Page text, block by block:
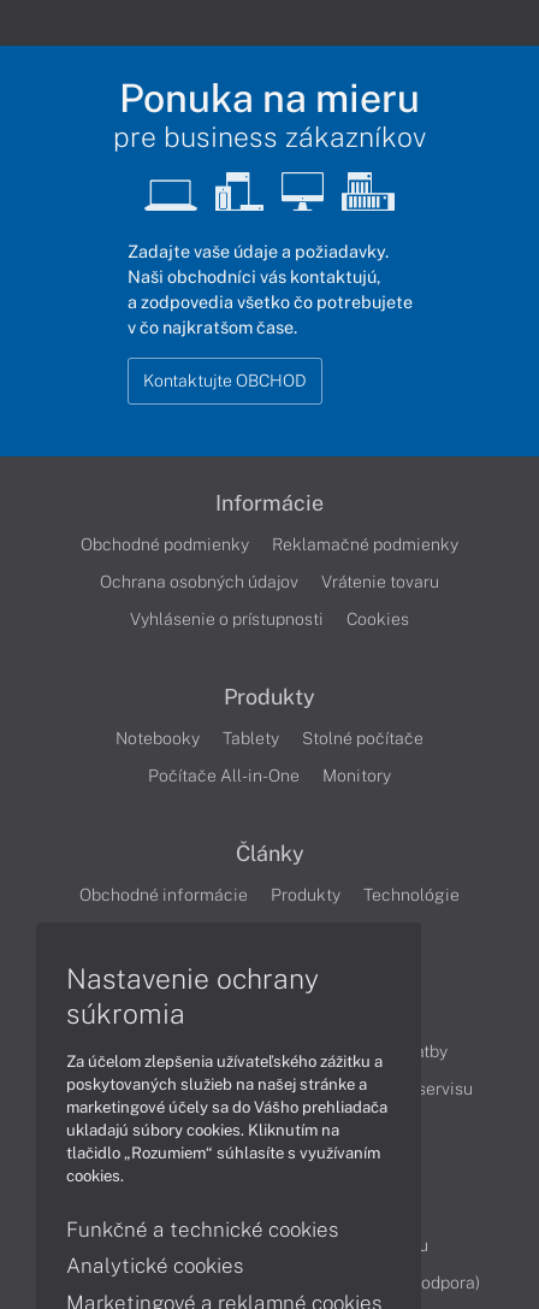
Ponuka na mieru
pre business zákazníkov
Zadajte vaše údaje a požiadavky.
Naši obchodníci vás kontaktujú,
a zodpovedia všetko čo potrebujete
v čo najkratšom čase.
Kontaktujte OBCHOD
Informácie
Obchodné podmienky
Reklamačné podmienky
Ochrana osobných údajov
Vrátenie tovaru
Vyhlásenie o prístupnosti
Cookies
Produkty
Notebooky Tablety
Stolné počítače
Počítače All-in-One
Monitory
Články
Obchodné informácie Produkty
Technológie
Ako nakupovať
Možnosti doručenia a platby
Podpora a servis
Servisné služby Cenník servisu
Kontakty
Reklamácia tovaru
Diagnostiky online
TeamViewer (vzdialená podpora)
Nastavenie ochrany
súkromia
Za účelom zlepšenia užívateľského zážitku a
poskytovaných služieb na našej stránke a
marketingové účely sa do Vášho prehliadača
ukladajú súbory cookies. Kliknutím na
tlačidlo „Rozumiem“ súhlasíte s využívaním
cookies.
Funkčné a technické cookies
Analytické cookies
Marketingové a reklamné cookies